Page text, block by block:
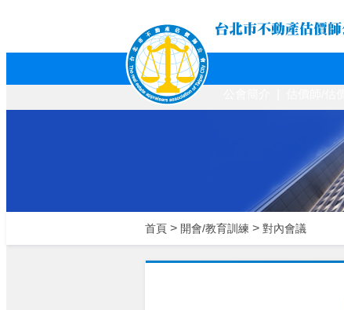
台北市不動
首頁 > 開會/教育訓練 > 對內會議